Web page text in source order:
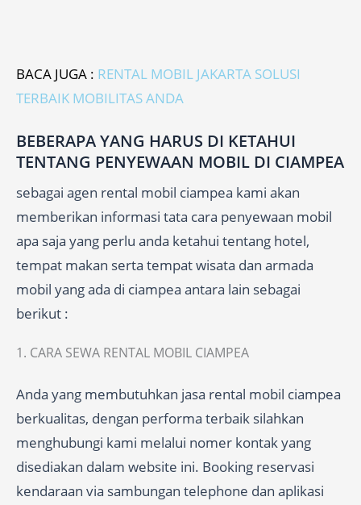
BACA JUGA : RENTAL MOBIL JAKARTA SOLUSI
TERBAIK MOBILITAS ANDA
BEBERAPA YANG HARUS DI KETAHUI
TENTANG PENYEWAAN MOBIL DI CIAMPEA
sebagai agen rental mobil ciampea kami akan
memberikan informasi tata cara penyewaan mobil
apa saja yang perlu anda ketahui tentang hotel,
tempat makan serta tempat wisata dan armada
mobil yang ada di ciampea antara lain sebagai
berikut :
1. CARA SEWA RENTAL MOBIL CIAMPEA
Anda yang membutuhkan jasa rental mobil ciampea
berkualitas, dengan performa terbaik silahkan
menghubungi kami melalui nomer kontak yang
disediakan dalam website ini. Booking reservasi
kendaraan via sambungan telephone dan aplikasi